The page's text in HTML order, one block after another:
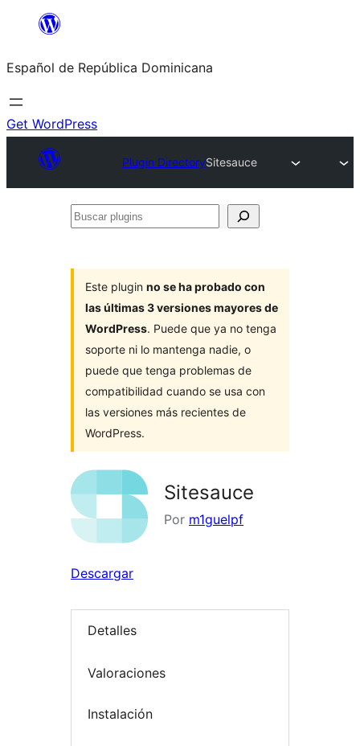
Saltar
contenido
Español de República Dominicana
Get WordPress
Plugin DirectorySitesauce
Buscar
Este plugin no se ha probado con
las últimas 3 versiones mayores de
WordPress. Puede que ya no tenga
soporte ni lo mantenga nadie, o
puede que tenga problemas de
compatibilidad cuando se usa con
las versiones más recientes de
WordPress.
Sitesauce
Por m1guelpf
Descargar
Detalles
Valoraciones
Instalación